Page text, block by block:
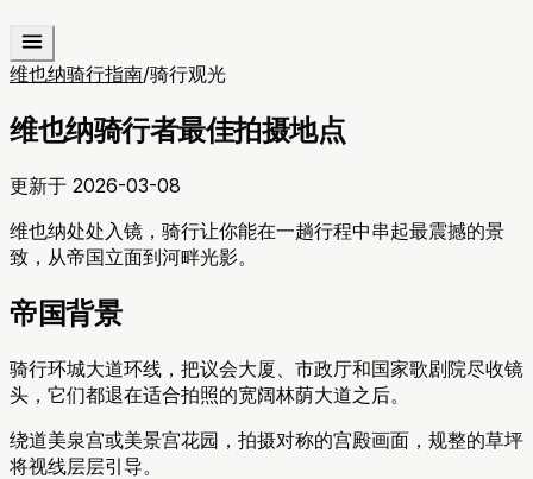
维也纳骑行指南/骑行观光
维也纳骑行者最佳拍摄地点
更新于 2026-03-08
维也纳处处入镜，骑行让你能在一趟行程中串起最震撼的景
致，从帝国立面到河畔光影。
帝国背景
骑行环城大道环线，把议会大厦、市政厅和国家歌剧院尽收镜
头，它们都退在适合拍照的宽阔林荫大道之后。
绕道美泉宫或美景宫花园，拍摄对称的宫殿画面，规整的草坪
将视线层层引导。